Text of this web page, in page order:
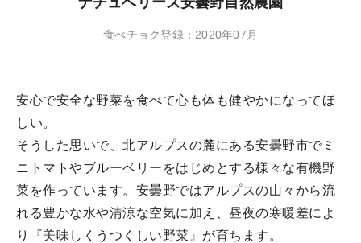
食べチョク登録：2020年07月
安心で安全な野菜を食べて心も体も健やかになってほ
しい。
そうした思いで、北アルプスの麓にある安曇野市でミ
ニトマトやブルーベリーをはじめとする様々な有機野
菜を作っています。安曇野ではアルプスの山々から流
れる豊かな水や清涼な空気に加え、昼夜の寒暖差によ
り『美味しくうつくしい野菜』が育ちます。